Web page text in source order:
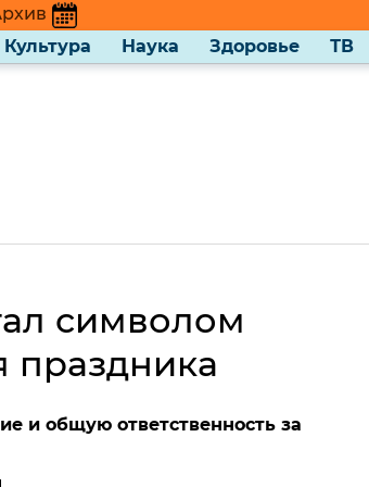
Культура Наука Здоровье ТВ
символом
праздника
и общую ответственность за